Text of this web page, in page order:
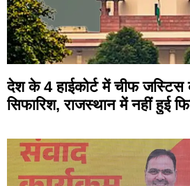
देश के 4 हाईकोर्ट में चीफ जस्टिस
सिफारिश, राजस्थान में नहीं हुई